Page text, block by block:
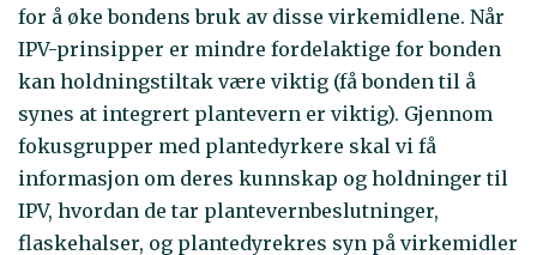
for å øke bondens bruk av disse virkemidlene. Når
IPV-prinsipper er mindre fordelaktige for bonden
kan holdningstiltak være viktig (få bonden til å
synes at integrert plantevern er viktig). Gjennom
fokusgrupper med plantedyrkere skal vi få
informasjon om deres kunnskap og holdninger til
IPV, hvordan de tar plantevernbeslutninger,
flaskehalser, og plantedyrekres syn på virkemidler